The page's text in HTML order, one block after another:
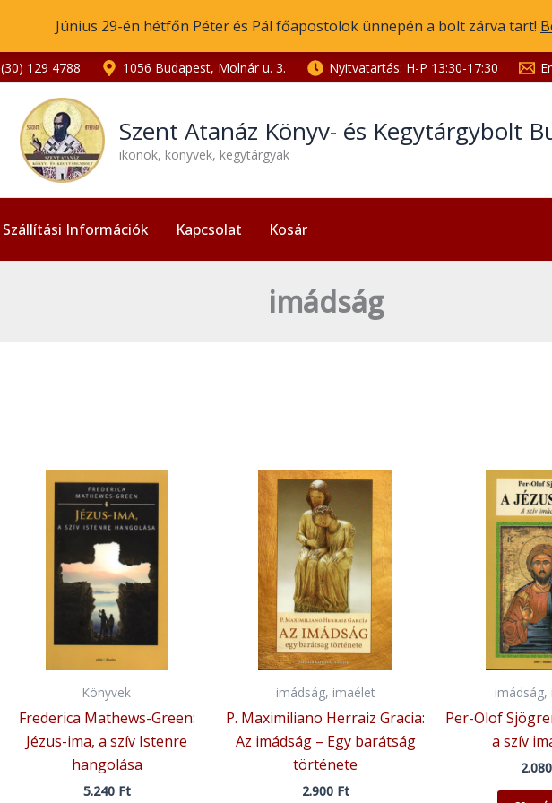
Június 29-én hétfőn Péter és Pál főapostolok ünnepén a bolt zárva tart!
(30) 129 4788 1056 Budapest, Molnár u. 3. Nyitvatartás: H-P 13:30-17:30
Szent Atanáz Könyv- és Kegytárgybolt
ikonok, könyvek, kegytárgyak
Szállítási Információk Kapcsolat Kosár
imádság
Könyvek
Frederica Mathews-Green:
Jézus-ima, a szív Istenre
hangolása
5.240 Ft
imádság, imaélet
P. Maximiliano Herraiz Gracia:
Az imádság – Egy barátság
története
2.900 Ft
imádság,
Per-Olof
a szív
2.080